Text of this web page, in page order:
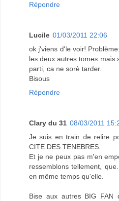
Répondre
Lucile 01/03/2011 22:06
ok j'viens d'le voir!
les deux autres tomes mais
parti, ca ne sorè tarder.
Bisous
Répondre
Clary du 31 08/03/2011
Je suis en train de relire
CITE DES TENEBRES.
Et je ne peux pas m'en
ressemblons tellement,
en même temps qu'elle.
Bise aux autres BIG